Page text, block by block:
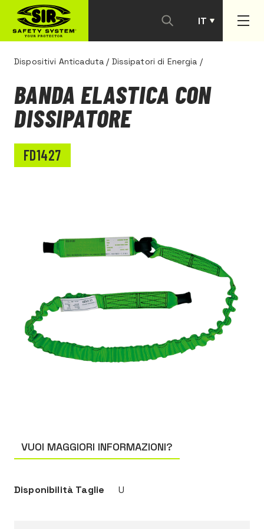
IT
PT
Dispositivi Anticaduta / Dissipatori di Energia /
VUOI MAGGIORI INFORMAZIONI?
Disponibilità Taglie U
BANDA ELASTICA CON
DISSIPATORE
FD1427